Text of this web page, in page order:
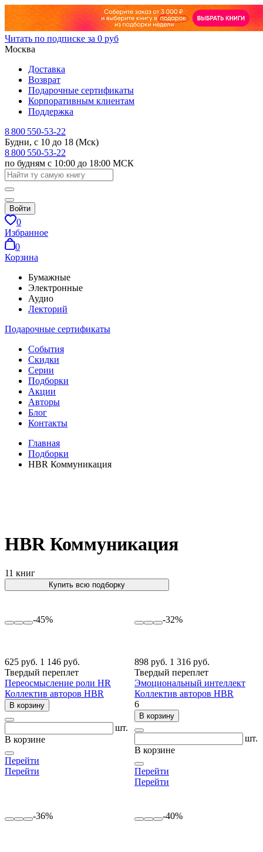
Читать по подписке за 0 руб
Москва
Доставка
Возврат
Подарочные сертификаты
Корпоративным клиентам
Поддержка
8 800 550-53-22
Будни, с 10 до 18 (Мск)
8 800 550-53-22
по будням с 10:00 до 18:00 МСК
Войти
0
Избранное
0
Корзина
Бумажные
Электронные
Аудио
Лекторий
Подарочные сертификаты
События
Скидки
Серии
Подборки
Акции
Авторы
Блог
Контакты
Главная
Подборки
HBR Коммуникация
HBR Коммуникация
11 книг
Купить всю подборку
-45%
625 руб. 1 146 руб.
Твердый переплет
Переосмысление роли HR
Коллектив авторов HBR
В корзину
шт.
В корзине
Перейти
Перейти
-32%
898 руб. 1 316 руб.
Твердый переплет
Эмоциональный интеллект
Коллектив авторов HBR
6
В корзину
шт.
В корзине
Перейти
Перейти
-36% -40%